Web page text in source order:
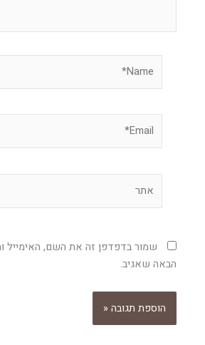
שמור בדפדפן זה את השם, האימייל
הבאה שאגיב.